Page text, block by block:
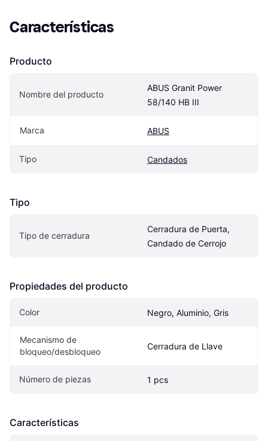
Características
Producto
Nombre del producto
ABUS Granit Power
58/140 HB III
Marca ABUS
Tipo Candados
Tipo
Tipo de cerradura
Cerradura de Puerta,
Candado de Cerrojo
Propiedades del producto
Color Negro, Aluminio, Gris
Mecanismo de
bloqueo/desbloqueo
Cerradura de Llave
Número de piezas 1 pcs
Características